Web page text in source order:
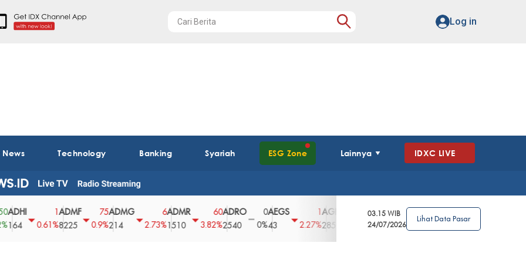
Log in
Technology Banking Syariah ESG Zone Lainnya IDXC LIVE
0.61%
ADMF
8225
75
0.9%
ADMG
214
2.73%
ADMR
1510
3.82%
ADRO
2540
0
0%
AEGS
2.27%2850
3.39%
AGRO
4
2.63%
AGRS
0%
03.15 WIB
24/07/2026
Lihat Data Pasar